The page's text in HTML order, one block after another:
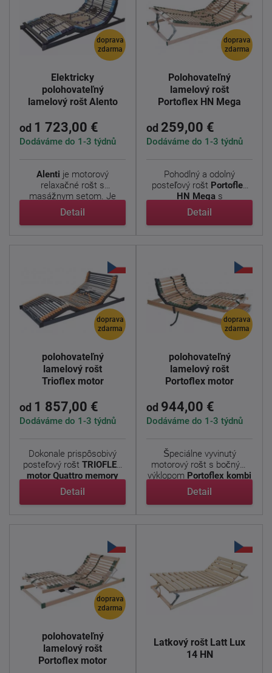
doprava
zdarma
Elektricky
polohovateľný
lamelový rošt Alento
od 1 723,00 €
Dodáváme do 1-3 týdnů
Alenti je motorový
relaxačné rošt s
masážnym setom. Je
určený pre ...
Detail
doprava
zdarma
Polohovateľný
lamelový rošt
Portoflex HN Mega
od 259,00 €
Dodáváme do 1-3 týdnů
Pohodlný a odolný
posteľový rošt Portoflex
HN Megas
nadštandardnou ...
Detail
doprava
zdarma
polohovateľný
lamelový rošt
Trioflex motor
od 1 857,00 €
Dodáváme do 1-3 týdnů
Dokonale prispôsobivý
posteľový rošt TRIOFLEX
motor Quattro memory
pre ...
Detail
doprava
zdarma
polohovateľný
lamelový rošt
Portoflex motor
od 944,00 €
Dodáváme do 1-3 týdnů
Špeciálne vyvinutý
motorový rošt s bočným
výklopom Portoflex kombi
P
, ...
Detail
doprava
zdarma
polohovateľný
lamelový rošt
Portoflex motor
Latkový rošt Latt Lux
14 HN